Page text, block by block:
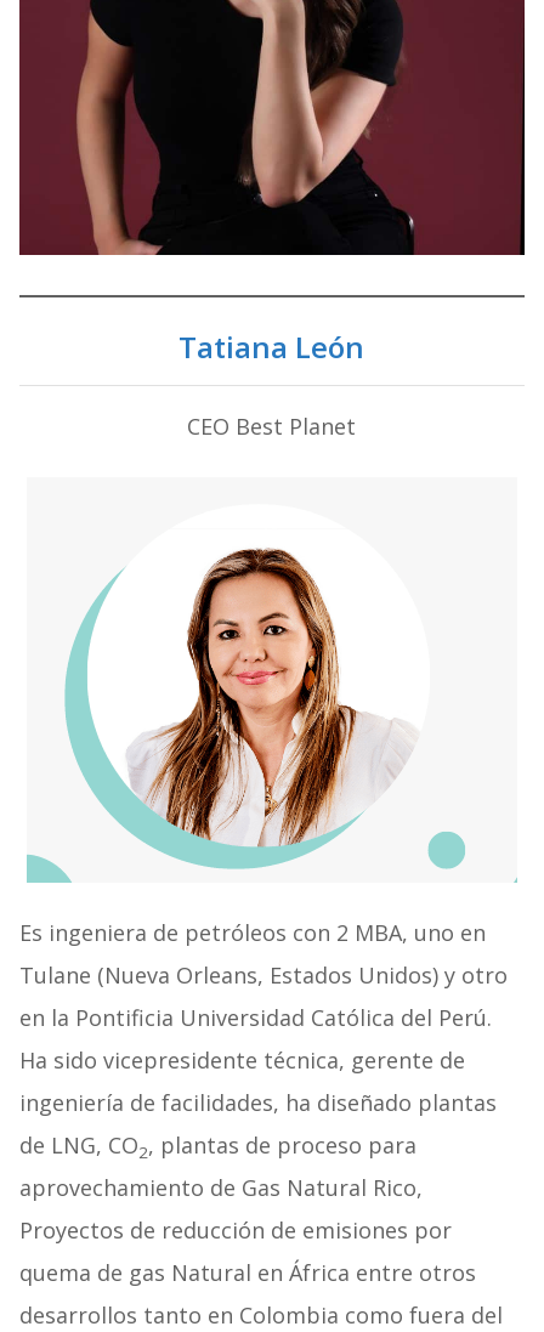
Tatiana León
CEO Best Planet
Es ingeniera de petróleos con 2 MBA, uno en
Tulane (Nueva Orleans, Estados Unidos) y otro
en la Pontificia Universidad Católica del Perú.
Ha sido vicepresidente técnica, gerente de
ingeniería de facilidades, ha diseñado plantas
de LNG, CO2, plantas de proceso para
aprovechamiento de Gas Natural Rico,
Proyectos de reducción de emisiones por
quema de gas Natural en África entre otros
desarrollos tanto en Colombia como fuera del